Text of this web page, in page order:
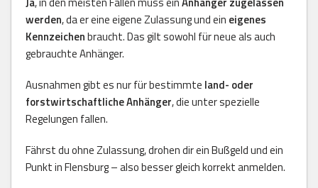
werden, da er eine eigene Zulassung und ein eigenes
Kennzeichenbraucht. Das gilt sowohl für neue als auch
gebrauchte Anhänger.
Ausnahmen gibt es nur für bestimmte land- oder
forstwirtschaftliche Anhänger, die unter spezielle
Regelungen fallen.
Fährst du ohne Zulassung, drohen dir ein Bußgeld und ein
Punkt in Flensburg – also besser gleich korrekt anmelden.